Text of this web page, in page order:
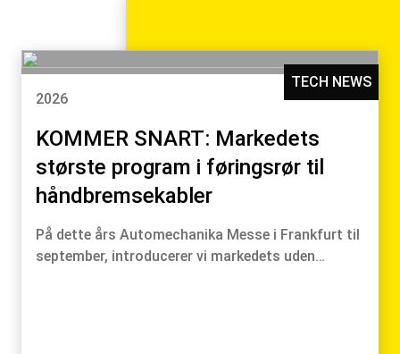
TECH NEWS
2026
KOMMER SNART: Markedets
største program i føringsrør til
håndbremsekabler
På dette års Automechanika Messe i Frankfurt til
september, introducerer vi markedets uden…